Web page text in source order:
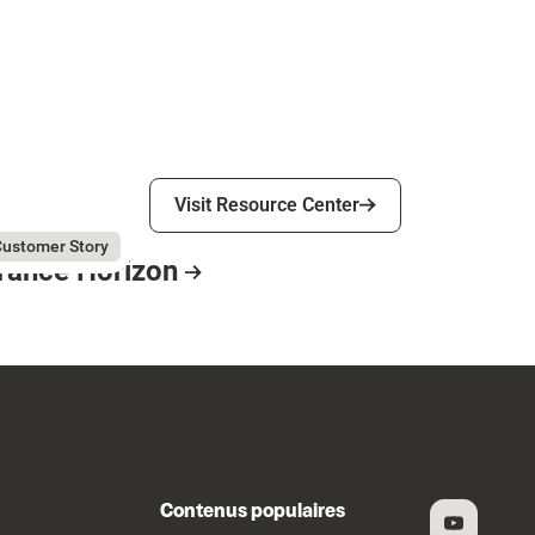
Visit Resource Center
Visit Resource Center
31, 2026
Story
Horizon
Horizon
Contenus populaires